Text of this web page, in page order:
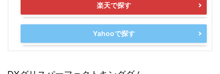
楽天で探す
Yahooで探す